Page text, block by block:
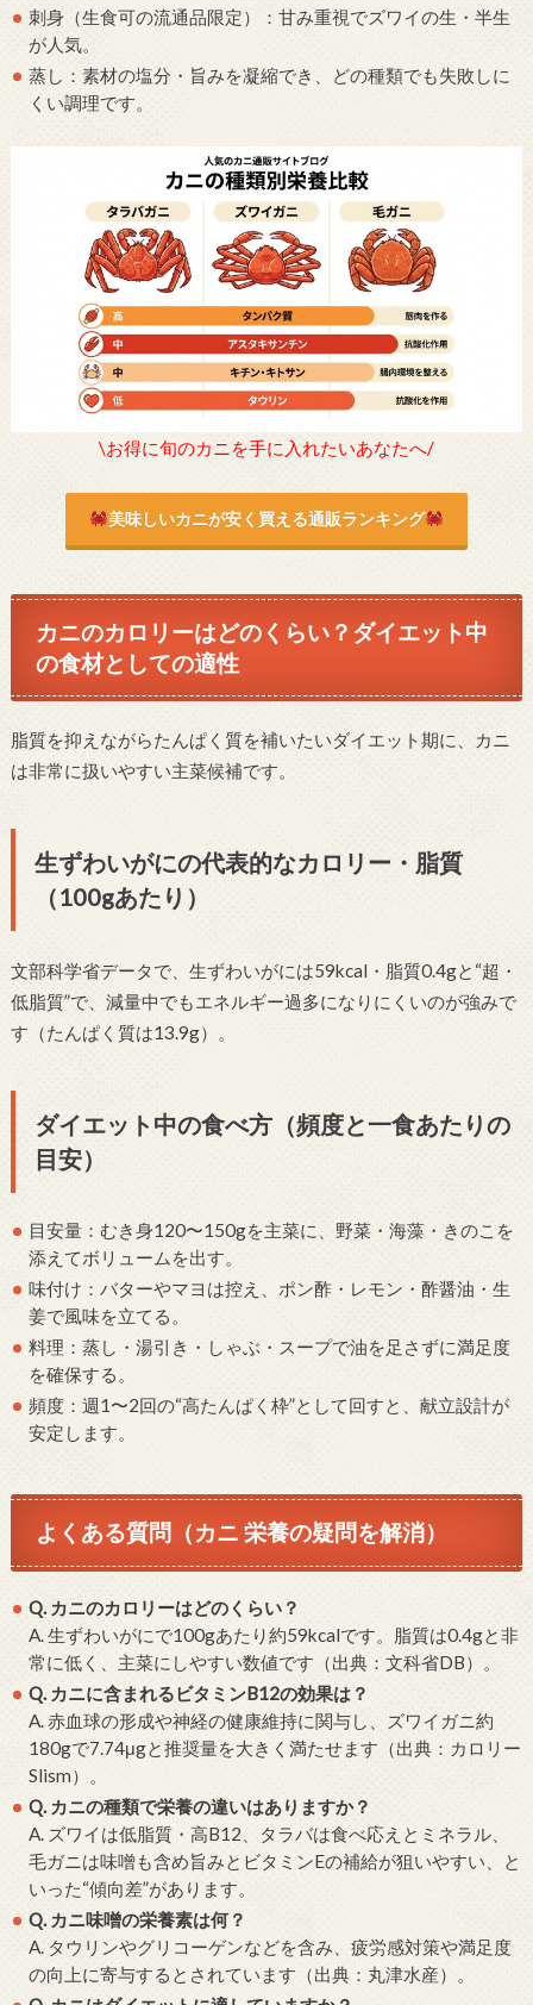
刺身（生食可の流通品限定）：甘み重視でズワイの生・半生
が人気。
蒸し：素材の塩分・旨みを凝縮でき、どの種類でも失敗しに
くい調理です。
\お得に旬のカニを手に入れたいあなたへ/
美味しいカニが安く買える通販ランキング
カニのカロリーはどのくらい？ダイエット中
の食材としての適性
脂質を抑えながらたんぱく質を補いたいダイエット期に、カニ
は非常に扱いやすい主菜候補です。
生ずわいがにの代表的なカロリー・脂質
（100gあたり）
文部科学省データで、生ずわいがには59kcal・脂質0.4gと“超・
低脂質”で、減量中でもエネルギー過多になりにくいのが強みで
す（たんぱく質は13.9g）。
ダイエット中の食べ方（頻度と一食あたりの
目安）
目安量：むき身120〜150gを主菜に、野菜・海藻・きのこを
添えてボリュームを出す。
味付け：バターやマヨは控え、ポン酢・レモン・酢醤油・生
姜で風味を立てる。
料理：蒸し・湯引き・しゃぶ・スープで油を足さずに満足度
を確保する。
頻度：週1〜2回の“高たんぱく枠”として回すと、献立設計が
安定します。
よくある質問（カニ 栄養の疑問を解消）
Q. カニのカロリーはどのくらい？
A. 生ずわいがにで100gあたり約59kcalです。脂質は0.4gと非
常に低く、主菜にしやすい数値です（出典：文科省DB）。
Q. カニに含まれるビタミンB12の効果は？
A. 赤血球の形成や神経の健康維持に関与し、ズワイガニ約
180gで7.74μgと推奨量を大きく満たせます（出典：カロリー
Slism）。
Q. カニの種類で栄養の違いはありますか？
A. ズワイは低脂質・高B12、タラバは食べ応えとミネラル、
毛ガニは味噌も含め旨みとビタミンEの補給が狙いやすい、と
いった“傾向差”があります。
Q. カニ味噌の栄養素は何？
A. タウリンやグリコーゲンなどを含み、疲労感対策や満足度
の向上に寄与するとされています（出典：丸津水産）。